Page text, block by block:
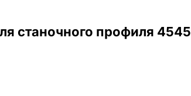
станочного профиля 4545